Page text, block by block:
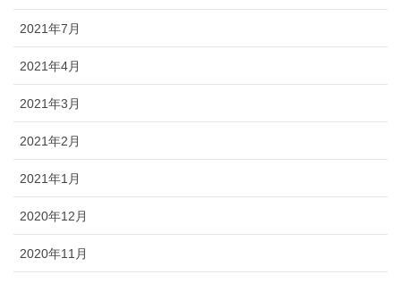
2021年7月
2021年4月
2021年3月
2021年2月
2021年1月
2020年12月
2020年11月